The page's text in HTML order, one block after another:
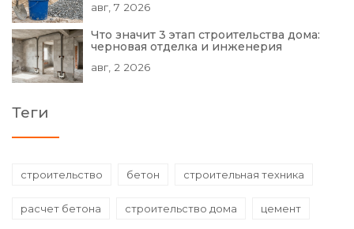
авг, 7 2026
Что значит 3 этап строительства дома:
черновая отделка и инженерия
авг, 2 2026
Теги
строительство бетон строительная техника
расчет бетона строительство дома цемент